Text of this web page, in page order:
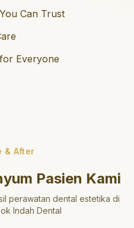
Can Trust
Everyone
& After
Pasien Kami
perawatan dental estetika di
Indah Dental